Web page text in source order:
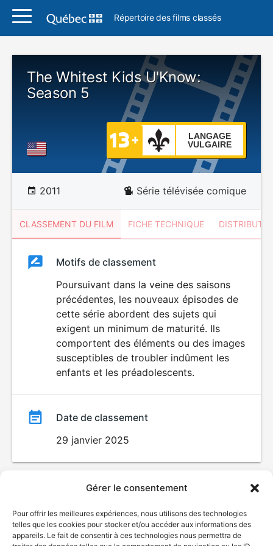
Gérer le consentement
Pour offrir les meilleures expériences, nous utilisons des technologies
telles que les cookies pour stocker et/ou accéder aux informations des
appareils. Le fait de consentir à ces technologies nous permettra de
Répertoire des films classés
The Whitest Kids U'Know:
Season 5
LANGAGE
VULGAIRE
2011 Série télévisée comique
CLASSEMENT DU FILM FICHE TECHNIQUE
ClassementClassement
LANGAGE
VULGAIRE
Motifs de classement
Poursuivant dans la veine des saisons
précédentes, les nouveaux épisodes de
cette série abordent des sujets qui
exigent un minimum de maturité. Ils
comportent des éléments ou des images
susceptibles de troubler indûment les
enfants et les préadolescents.
Date de classement
29 janvier 2025